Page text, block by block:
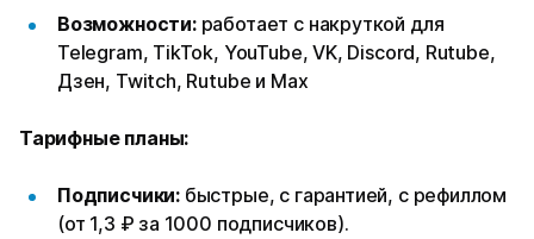
Возможности: работает с накруткой для
Telegram, TikTok, YouTube, VK, Discord, Rutube,
Дзен, Twitch, Rutube и Max
Тарифные планы:
Подписчики: быстрые, с гарантией, с рефиллом
(от 1,3 ₽ за 1000 подписчиков).